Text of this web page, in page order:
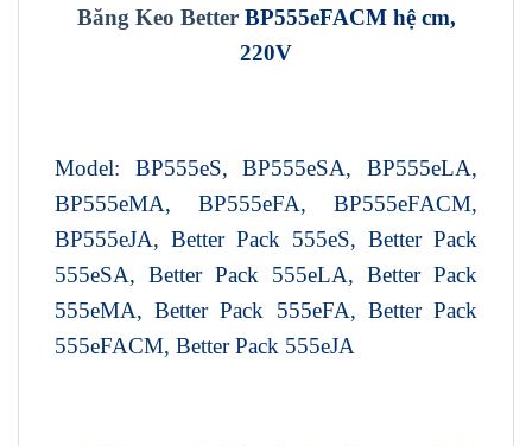
Băng Keo Better BP555eFACM hệ cm,
220V
Model: BP555eS, BP555eSA, BP555eLA,
BP555eMA, BP555eFA, BP555eFACM,
BP555eJA, Better Pack 555eS, Better Pack
555eSA, Better Pack 555eLA, Better Pack
555eMA, Better Pack 555eFA, Better Pack
555eFACM, Better Pack 555eJA